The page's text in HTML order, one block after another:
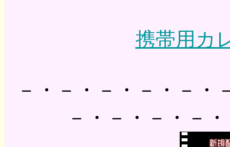
携帯用カ
－・－・－・－・－・
－・－・－・－